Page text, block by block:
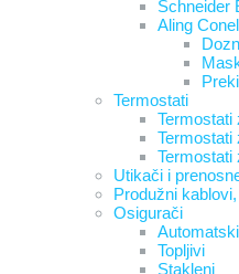
Schneider
Aling
Termostati
Termostati
Termostati
Termostati
Utikači i
Produžni
Osigurači
Automatski
Topljivi
Stakleni